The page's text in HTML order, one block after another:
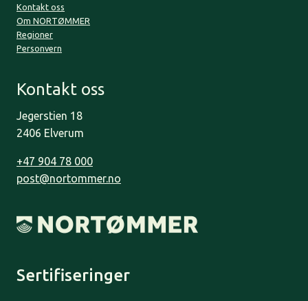
Kontakt oss
Om NORTØMMER
Regioner
Personvern
Kontakt oss
Jegerstien 18
2406 Elverum
+47 904 78 000
post@nortommer.no
Sertifiseringer